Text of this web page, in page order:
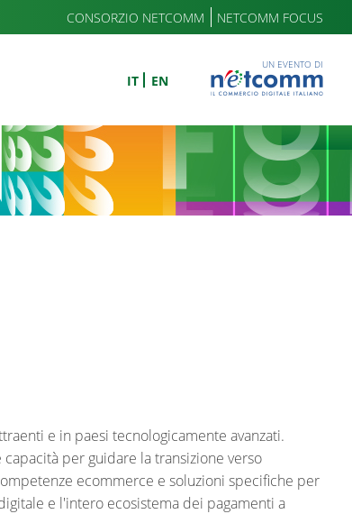
CONSORZIO NETCOMM NETCOMM FOCUS
IT EN
UN EVENTO DI
e in paesi tecnologicamente avanzati.
capacità per guidare la transizione verso
ecommerce e soluzioni specifiche per
e l'intero ecosistema dei pagamenti a